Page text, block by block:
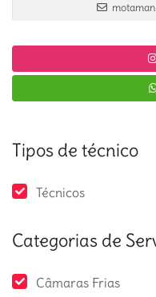
Tipos de técnico
Técnicos
Categorias de
Câmaras Frias